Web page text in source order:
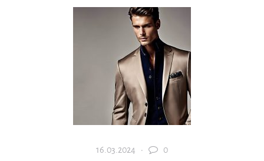
16.03.2024 · 0